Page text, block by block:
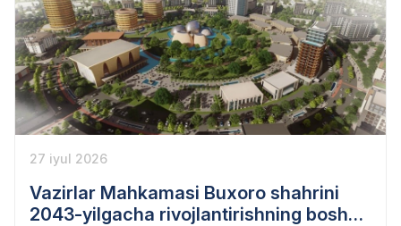
27 iyul 2026
Vazirlar Mahkamasi Buxoro shahrini
2043-yilgacha rivojlantirishning bosh